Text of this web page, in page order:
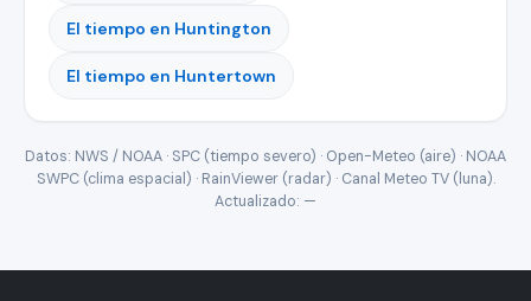
El tiempo en Huntington
El tiempo en Huntertown
Datos: NWS / NOAA · SPC (tiempo severo) · Open-Meteo (aire) · NOAA
SWPC (clima espacial) · RainViewer (radar) · Canal Meteo TV (luna).
Actualizado: —